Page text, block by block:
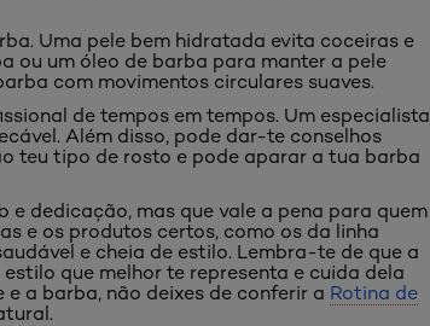
Uma pele bem hidratada evita coceiras e
ou um óleo de barba para manter a pele
com movimentos circulares suaves.
de tempos em tempos. Um especialista
Além disso, pode dar-te conselhos
teu tipo de rosto e pode aparar a tua barba
e dedicação, mas que vale a pena para quem
e os produtos certos, como os da linha
e cheia de estilo. Lembra-te de que a
que melhor te representa e cuida dela
a barba, não deixes de conferir a Rotina de